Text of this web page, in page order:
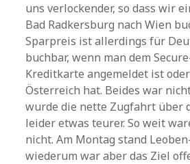
uns verlockender, so dass wir
Bad Radkersburg nach Wien
Sparpreis ist allerdings für
buchbar, wenn man dem
Kreditkarte angemeldet ist
Österreich hat. Beides war
wurde die nette Zugfahrt über
leider etwas teurer. So weit
nicht. Am Montag stand
wiederum war aber das Ziel